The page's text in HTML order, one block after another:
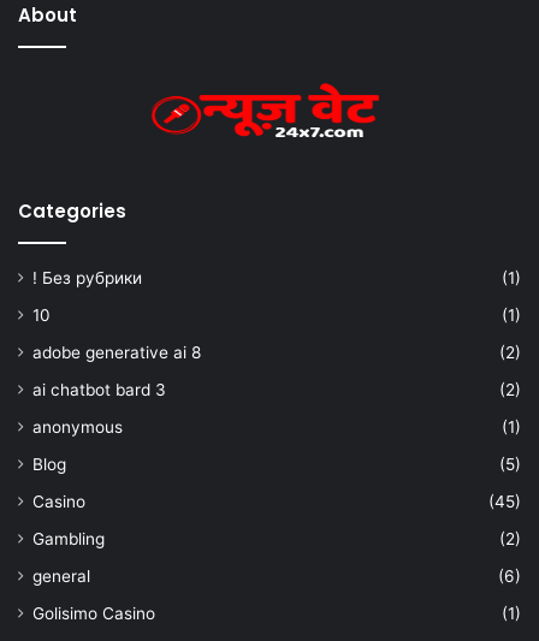
About
Categories
! Без рубрики
(1)
10
(1)
adobe generative ai 8
(2)
ai chatbot bard 3
(2)
anonymous
(1)
Blog
(5)
Casino
(45)
Gambling
(2)
general
(6)
Golisimo Casino
(1)